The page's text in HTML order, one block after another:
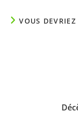
VOUS